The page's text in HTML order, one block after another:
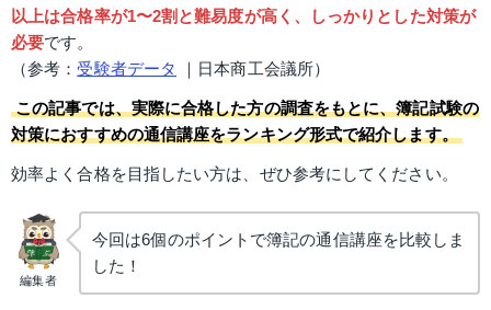
以上は合格率が1〜2割と難易度が高く、しっかりとした対策が
必要です。
（参考： 受験者データ ｜日本商工会議所）
この記事では、実際に合格した方の調査をもとに、簿記試験の
対策におすすめの通信講座をランキング形式で紹介します。
効率よく合格を目指したい方は、ぜひ参考にしてください。
編集者
今回は6個のポイントで簿記の通信講座を比較しま
した！